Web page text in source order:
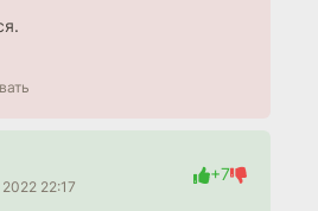
22:17
+7